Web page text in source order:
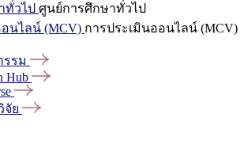
ทั่วไป ศูนย์การศึกษาทั่วไป
นไลน์ (MCV) การประเมินออนไลน์ (MCV)
รรม
Hub
จัย